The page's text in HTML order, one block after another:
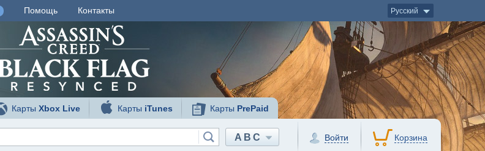
Помощь Контакты Русский
КартыXbox Live Карты iTunes Карты PrePaid
ABC Войти Корзина